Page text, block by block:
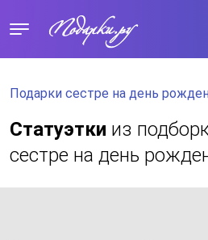
Подарки сестре на день
Статуэтки из
сестре на день